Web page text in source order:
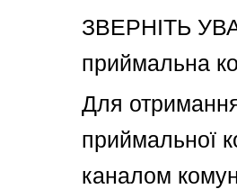
ЗВЕРНІТЬ
приймальна
Для отримання
приймальної
каналом